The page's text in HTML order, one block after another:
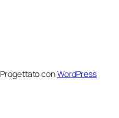
Progettato conWordPress